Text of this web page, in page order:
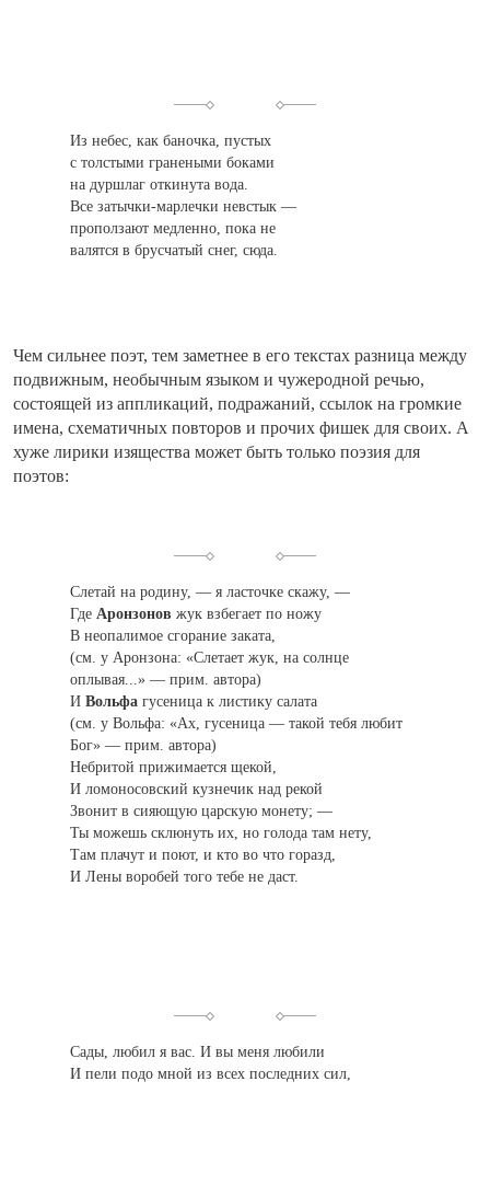
Из небес, как баночка, пустых
с толстыми гранеными боками
на дуршлаг откинута вода.
Все затычки-марлечки невстык —
проползают медленно, пока не
валятся в брусчатый снег, сюда.
Чем сильнее поэт, тем заметнее в его текстах разница между
подвижным, необычным языком и чужеродной речью,
состоящей из аппликаций, подражаний, ссылок на громкие
имена, схематичных повторов и прочих фишек для своих. А
хуже лирики изящества может быть только поэзия для
поэтов:
Слетай на родину, — я ласточке скажу, —
Где Аронзонов жук взбегает по ножу
В неопалимое сгорание заката,
(см. у Аронзона: «Слетает жук, на солнце
оплывая...» — прим. автора)
И Вольфа гусеница к листику салата
(см. у Вольфа: «Ах, гусеница — такой тебя любит
Бог» — прим. автора)
Небритой прижимается щекой,
И ломоносовский кузнечик над рекой
Звонит в сияющую царскую монету; —
Ты можешь склюнуть их, но голода там нету,
Там плачут и поют, и кто во что горазд,
И Лены воробей того тебе не даст.
Сады, любил я вас. И вы меня любили
И пели подо мной из всех последних сил,